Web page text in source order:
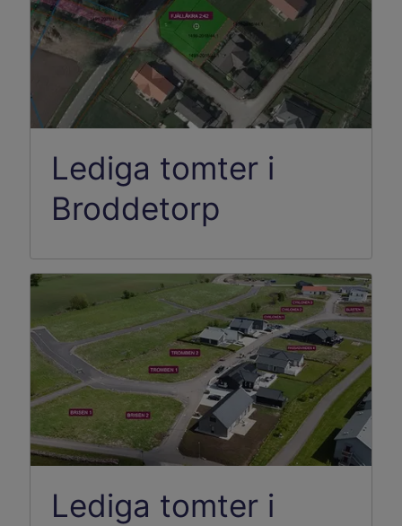
Lediga tomter i
Broddetorp
Lediga tomter i